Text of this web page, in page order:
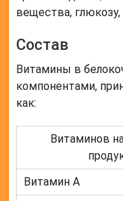
вещества, глюкозу,
Состав
Витамины в
компонентами,
как:
Витаминов
Витамин А